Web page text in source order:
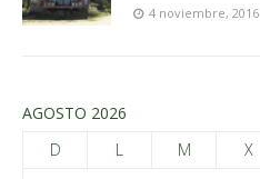
4 noviembre, 2016
AGOSTO 2026
D
L M X